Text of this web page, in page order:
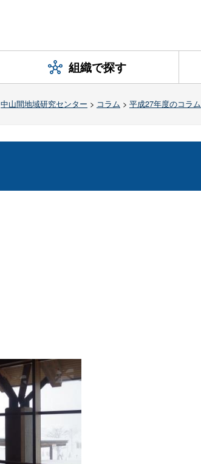
組織で探す
中山間地域研究センター > コラム > 平成27年度のコラム